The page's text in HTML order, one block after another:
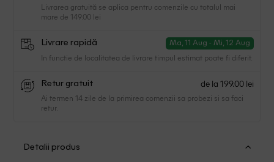
Livrarea gratuită se aplica pentru comenzile cu totalul mai
mare de 149.00 lei
Livrare rapidă Ma, 11 Aug - Mi, 12 Aug
In functie de localitatea de livrare timpul estimat poate fi diferit.
Retur gratuit de la 199.00 lei
Ai termen 14 zile de la primirea comenzii sa probezi si sa faci
retur.
Detalii produs